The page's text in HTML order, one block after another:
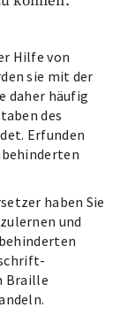
Hilfe von
sie mit der
daher häufig
des
Erfunden
haben Sie
und
Braille